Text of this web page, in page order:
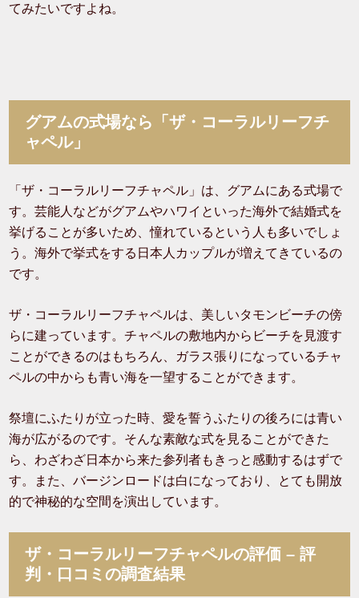
てみたいですよね。
グアムの式場なら「ザ・コーラルリーフチ
ャペル」
「ザ・コーラルリーフチャペル」は、グアムにある式場で
す。芸能人などがグアムやハワイといった海外で結婚式を
挙げることが多いため、憧れているという人も多いでしょ
う。海外で挙式をする日本人カップルが増えてきているの
です。
ザ・コーラルリーフチャペルは、美しいタモンビーチの傍
らに建っています。チャペルの敷地内からビーチを見渡す
ことができるのはもちろん、ガラス張りになっているチャ
ペルの中からも青い海を一望することができます。
祭壇にふたりが立った時、愛を誓うふたりの後ろには青い
海が広がるのです。そんな素敵な式を見ることができた
ら、わざわざ日本から来た参列者もきっと感動するはずで
す。また、バージンロードは白になっており、とても開放
的で神秘的な空間を演出しています。
ザ・コーラルリーフチャペルの評価 – 評
判・口コミの調査結果